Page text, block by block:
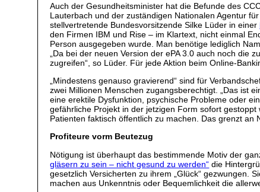
Auch der Gesundheitsminister hat die Befunde des
Lauterbach und der zuständigen Nationalen Agentur
stellvertretende Bundesvorsitzende Silke Lüder in einer
den Firmen IBM und Rise – im Klartext, nicht einmal
Person ausgegeben wurde. Man benötige lediglich
„Da bei der neuen Version der ePA 3.0 auch noch
zugreifen“, so Lüder. Für jede Aktion beim Online-
„Mindestens genauso gravierend“ sind für
zwei Millionen Menschen zugangsberechtigt. „Das ist
eine erektile Dysfunktion, psychische Probleme oder
gefährliche Projekt in der jetzigen Form sofort
Patienten faktisch öffentlich zu machen. Das grenzt an
Profiteure vorm Beutezug
Nötigung ist überhaupt das bestimmende Motiv der
gläsern zu sein – nicht gesund zu werden“ die
gesetzlich Versicherten zu ihrem „Glück“ gezwungen.
machen aus Unkenntnis oder Bequemlichkeit die